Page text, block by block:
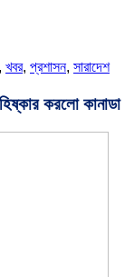
, খবর, প্রশাসন, সারাদেশ
করলো কানাডা